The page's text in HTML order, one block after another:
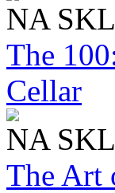
NA
The
Cellar
NA
The Art